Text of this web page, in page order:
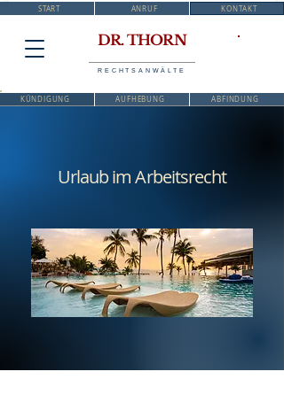
START ANRUF KONTAKT
DR. THORN
RECHTSANWÄLTE
KÜNDIGUNG AUFHEBUNG ABFINDUNG
Urlaub im Arbeitsrecht